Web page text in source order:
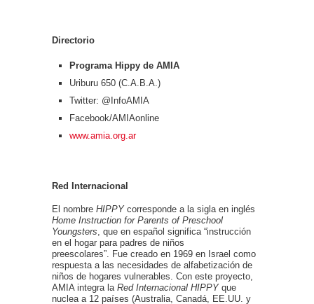
Directorio
Programa Hippy de AMIA
Uriburu 650 (C.A.B.A.)
Twitter: @InfoAMIA
Facebook/AMIAonline
www.amia.org.ar
Red Internacional
El nombre HIPPYcorresponde a la sigla en inglés
Home Instruction for Parents of Preschool
Youngsters , que en español significa “instrucción
en el hogar para padres de niños
preescolares”. Fue creado en 1969 en Israel como
respuesta a las necesidades de alfabetización de
niños de hogares vulnerables. Con este proyecto,
AMIA integra la Red Internacional HIPPYque
nuclea a 12 países (Australia, Canadá, EE.UU. y